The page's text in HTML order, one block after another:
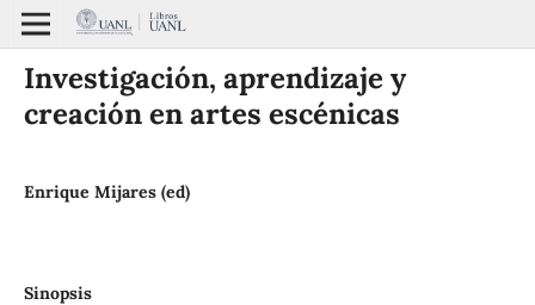
Investigación, aprendizaje y
creación en artes escénicas
Enrique Mijares (ed)
Sinopsis